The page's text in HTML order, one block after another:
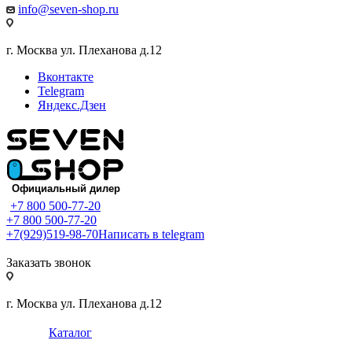
info@seven-shop.ru
г. Москва ул. Плеханова д.12
Вконтакте
Telegram
Яндекс.Дзен
+7 800 500-77-20
+7 800 500-77-20
+7(929)519-98-70Написать в telegram
Заказать звонок
г. Москва ул. Плеханова д.12
Каталог